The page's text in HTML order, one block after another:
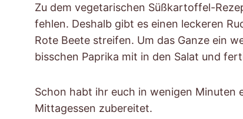
Zu dem vegetarischen Süßkartoffel-
fehlen. Deshalb gibt es einen leckeren
Rote Beete streifen. Um das Ganze ein
bisschen Paprika mit in den Salat und
Schon habt ihr euch in wenigen Minuten
Mittagessen zubereitet.